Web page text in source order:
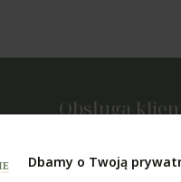
Obsługa
Czas i koszty
Dbamy o Twoją